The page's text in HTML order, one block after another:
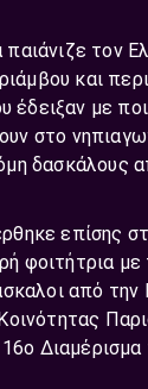
τον
και
έδειξαν με
στο
δασκάλους
επίσης
φοιτήτρια
από την
Διαμέρισμα